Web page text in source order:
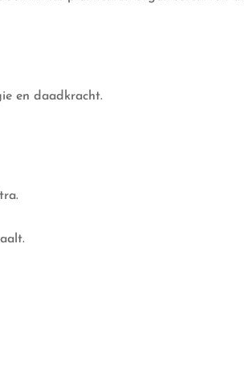
en daadkracht.